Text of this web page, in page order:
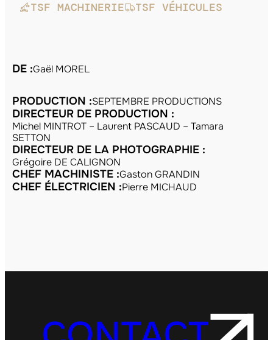
TSF MACHINERIE
TSF VÉHICULES
DE :Gaël MOREL
PRODUCTION :SEPTEMBRE PRODUCTIONS
DIRECTEUR DE PRODUCTION :
Michel MINTROT – Laurent PASCAUD – Tamara
SETTON
DIRECTEUR DE LA PHOTOGRAPHIE :
Grégoire DE CALIGNON
CHEF MACHINISTE :Gaston GRANDIN
CHEF ÉLECTRICIEN :Pierre MICHAUD